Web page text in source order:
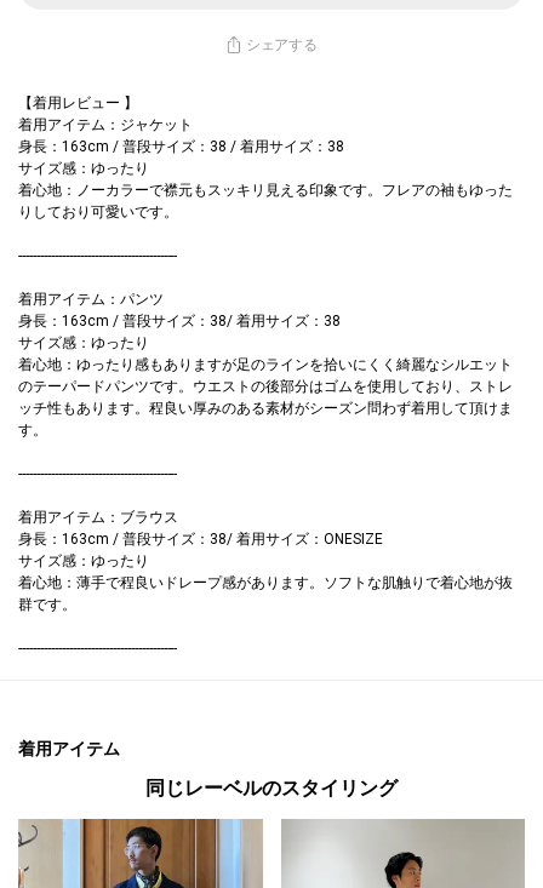
シェアする
【着用レビュー 】
着用アイテム：ジャケット
身長：163cm / 普段サイズ：38 / 着用サイズ：38
サイズ感：ゆったり
着心地：ノーカラーで襟元もスッキリ見える印象です。フレアの袖もゆった
りしており可愛いです。
--------------------------------------------
着用アイテム：パンツ
身長：163cm / 普段サイズ：38/ 着用サイズ：38
サイズ感：ゆったり
着心地：ゆったり感もありますが足のラインを拾いにくく綺麗なシルエット
のテーパードパンツです。ウエストの後部分はゴムを使用しており、ストレ
ッチ性もあります。程良い厚みのある素材がシーズン問わず着用して頂けま
す。
--------------------------------------------
着用アイテム：ブラウス
身長：163cm / 普段サイズ：38/ 着用サイズ：ONESIZE
サイズ感：ゆったり
着心地：薄手で程良いドレープ感があります。ソフトな肌触りで着心地が抜
群です。
--------------------------------------------
着用アイテム
同じレーベルのスタイリング